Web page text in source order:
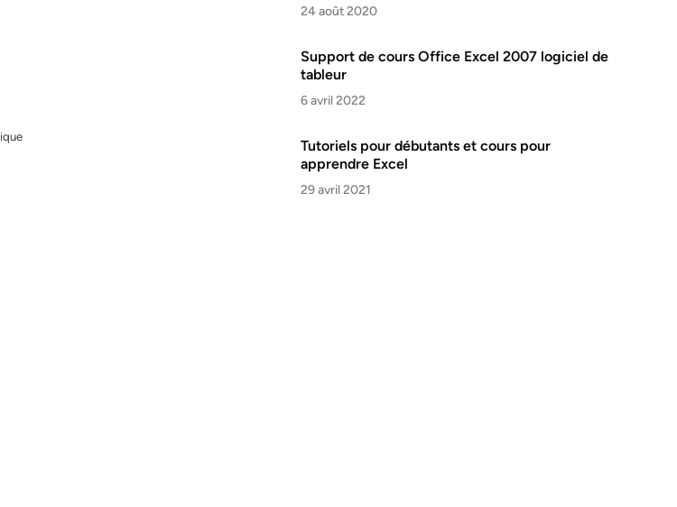
24 août 2020
Support de cours Office Excel 2007 logiciel de
tableur
6 avril 2022
Tutoriels pour débutants et cours pour
apprendre Excel
29 avril 2021